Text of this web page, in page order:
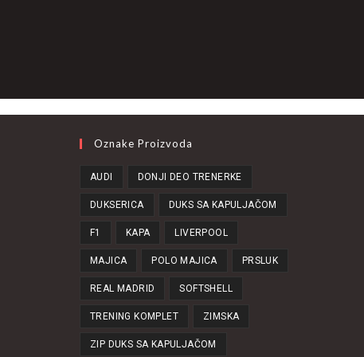
Oznake Proizvoda
AUDI DONJI DEO TRENERKE
DUKSERICA DUKS SA KAPULJAČOM
F1 KAPA LIVERPOOL
MAJICA POLO MAJICA PRSLUK
REAL MADRID SOFTSHELL
TRENING KOMPLET ZIMSKA
ZIP DUKS SA KAPULJAČOM